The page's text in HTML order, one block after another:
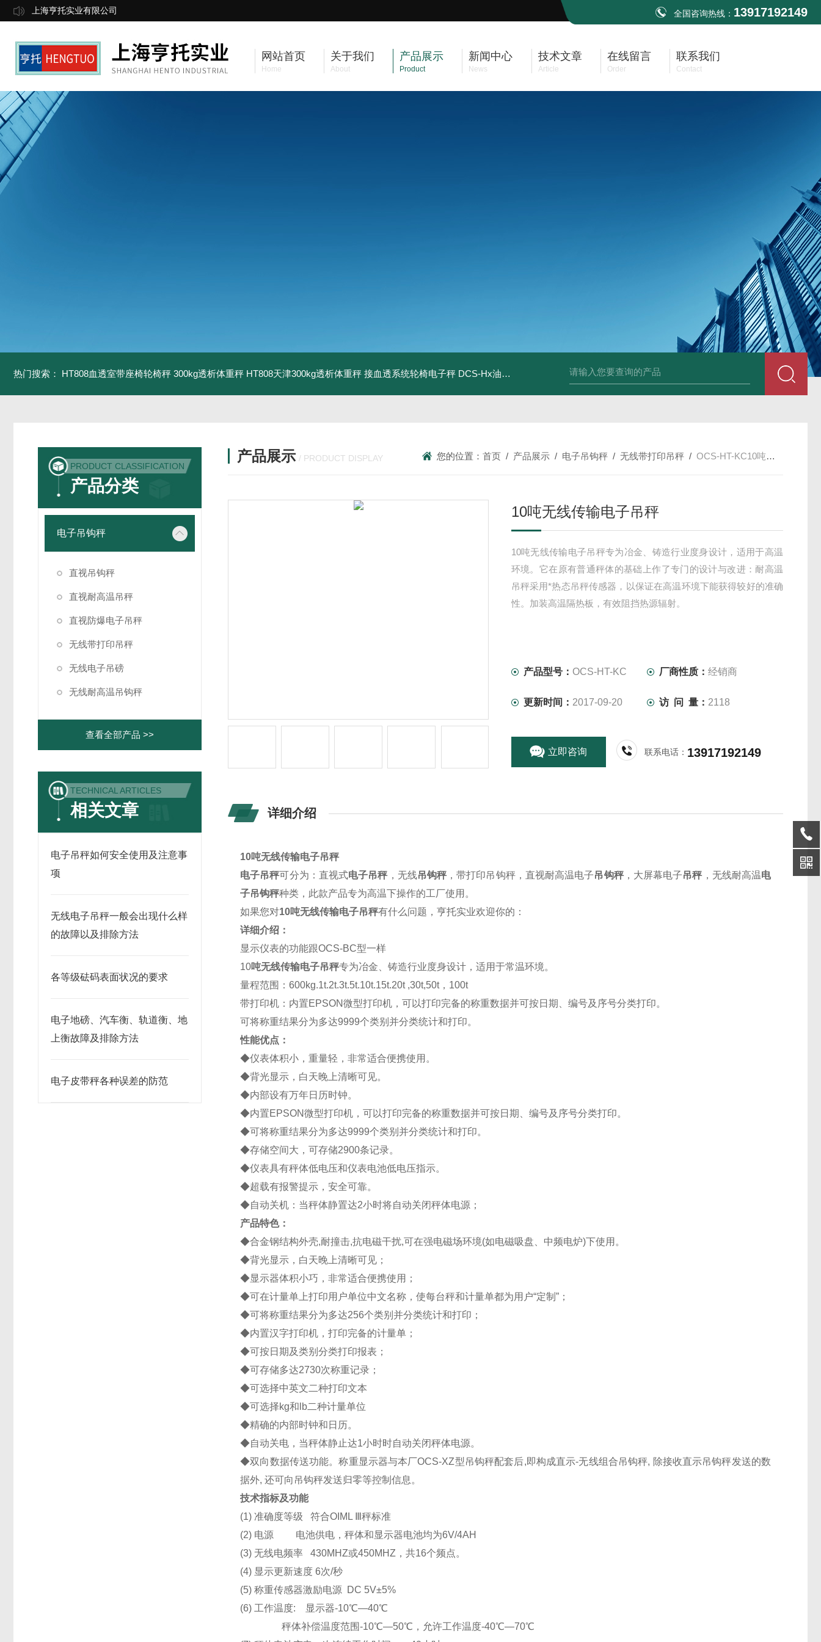
上海亨托实业有限公司 全国咨询热线： 13917192149
网站首页
Home
关于我们
About
产品展示
Product
新闻中心
News
技术文章
Article
在线留言
Order
联系我们
Contact
热门搜索： HT808血透室带座椅轮椅秤 300kg透析体重秤 HT808天津300kg透析体重秤 接血透系统轮椅电子秤 DCS-Hx油桶搬运车电子秤 上海350kg防爆倒桶称 HT808300kg带座椅轮椅秤 血透室轮椅
PRODUCT CLASSIFICATION
产品分类
电子吊钩秤
直视吊钩秤
直视耐高温吊秤
直视防爆电子吊秤
无线带打印吊秤
无线电子吊磅
无线耐高温吊钩秤
查看全部产品 >>
TECHNICAL ARTICLES
相关文章
电子吊秤如何安全使用及注意事
项
无线电子吊秤一般会出现什么样
的故障以及排除方法
各等级砝码表面状况的要求
电子地磅、汽车衡、轨道衡、地
上衡故障及排除方法
电子皮带秤各种误差的防范
产品展示 / PRODUCT DISPLAY 您的位置：首页 / 产品展示 / 电子吊钩秤 /无线带打印吊秤 /OCS-HT-KC10吨无线传输电子吊秤
10吨无线传输电子吊秤
10吨无线传输电子吊秤专为冶金、铸造行业度身设计，适用于高温
环境。它在原有普通秤体的基础上作了专门的设计与改进：耐高温
吊秤采用*热态吊秤传感器，以保证在高温环境下能获得较好的准确
性。加装高温隔热板，有效阻挡热源辐射。
产品型号： OCS-HT-KC 厂商性质：经销商
更新时间： 2017-09-20 访 问 量： 2118
立即咨询 联系电话： 13917192149
详细介绍
10吨无线传输电子吊秤
电子吊秤可分为：直视式电子吊秤，无线吊钩秤，带打印吊钩秤，直视耐高温电子吊钩秤，大屏幕电子吊秤，无线耐高温电
子吊钩秤种类，此款产品专为高温下操作的工厂使用。
如果您对10吨无线传输电子吊秤有什么问题，亨托实业欢迎你的：
详细介绍：
显示仪表的功能跟OCS-BC型一样
10吨无线传输电子吊秤专为冶金、铸造行业度身设计，适用于常温环境。
量程范围：600kg.1t.2t.3t.5t.10t.15t.20t ,30t,50t，100t
带打印机：内置EPSON微型打印机，可以打印完备的称重数据并可按日期、编号及序号分类打印。
可将称重结果分为多达9999个类别并分类统计和打印。
性能优点：
◆仪表体积小，重量轻，非常适合便携使用。
◆背光显示，白天晚上清晰可见。
◆内部设有万年日历时钟。
◆内置EPSON微型打印机，可以打印完备的称重数据并可按日期、编号及序号分类打印。
◆可将称重结果分为多达9999个类别并分类统计和打印。
◆存储空间大，可存储2900条记录。
◆仪表具有秤体低电压和仪表电池低电压指示。
◆超载有报警提示，安全可靠。
◆自动关机：当秤体静置达2小时将自动关闭秤体电源；
产品特色：
◆合金钢结构外壳,耐撞击,抗电磁干扰,可在强电磁场环境(如电磁吸盘、中频电炉)下使用。
◆背光显示，白天晚上清晰可见；
◆显示器体积小巧，非常适合便携使用；
◆可在计量单上打印用户单位中文名称，使每台秤和计量单都为用户“定制”；
◆可将称重结果分为多达256个类别并分类统计和打印；
◆内置汉字打印机，打印完备的计量单；
◆可按日期及类别分类打印报表；
◆可存储多达2730次称重记录；
◆可选择中英文二种打印文本
◆可选择kg和lb二种计量单位
◆精确的内部时钟和日历。
◆自动关电，当秤体静止达1小时时自动关闭秤体电源。
◆双向数据传送功能。称重显示器与本厂OCS-XZ型吊钩秤配套后,即构成直示-无线组合吊钩秤, 除接收直示吊钩秤发送的数
据外, 还可向吊钩秤发送归零等控制信息。
技术指标及功能
(1) 准确度等级 符合OIML Ⅲ秤标准
(2) 电源 电池供电，秤体和显示器电池均为6V/4AH
(3) 无线电频率 430MHZ或450MHZ，共16个频点。
(4) 显示更新速度 6次/秒
(5) 称重传感器激励电源 DC 5V±5%
(6) 工作温度: 显示器-10℃—40℃
秤体补偿温度范围-10℃—50℃，允许工作温度-40℃—70℃